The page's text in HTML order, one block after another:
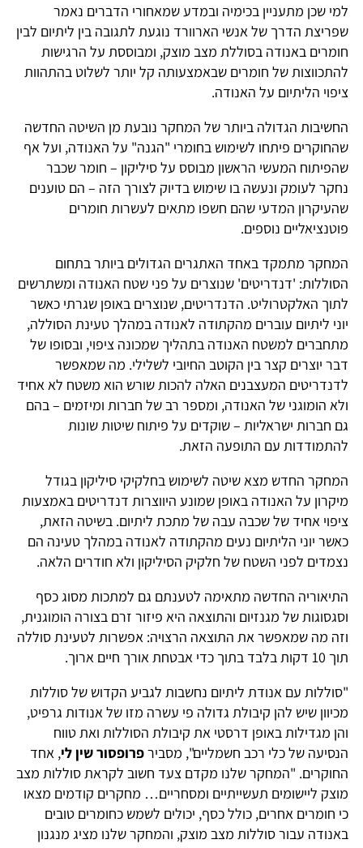
למי שכן מתעניין בכימיה ובמדע שמאחורי הדברים נאמר
שפריצת הדרך של אנשי הארוורד נוגעת לתגובה בין ליתיום לבין
חומרים באנודה בסוללת מצב מוצק, ומבוססת על הרגישות
להתכווצות של חומרים שבאמצעותה קל יותר לשלוט בהתהוות
ציפוי הליתיום על האנודה.
החשיבות הגדולה ביותר של המחקר נובעת מן השיטה החדשה
שהחוקרים פיתחו לשימוש בחומרי "הגנה" על האנודה, ועל אף
שהפיתוח המעשי הראשון מבוסס על סיליקון – חומר שכבר
נחקר לעומק ונעשה בו שימוש בדיוק לצורך הזה – הם טוענים
שהעיקרון המדעי שהם חשפו מתאים לעשרות חומרים
פוטנציאליים נוספים.
המחקר מתמקד באחד האתגרים הגדולים ביותר בתחום
הסוללות: 'דנדריטים' שנוצרים על פני שטח האנודה ומשתרשים
לתוך האלקטרוליט. הדנדריטים, שנוצרים באופן שגרתי כאשר
יוני ליתיום עוברים מהקתודה לאנודה במהלך טעינת הסוללה,
מתחברים למשטח האנודה בתהליך שמכונה ציפוי, ובסופו של
דבר יוצרים קצר בין הקוטב החיובי לשלילי. מה שמאפשר
לדנדריטים המעצבנים האלה להכות שורש הוא משטח לא אחיד
ולא הומוגני של האנודה, ומספר רב של חברות ומיזמים – בהם
גם חברות ישראליות – שוקדים על פיתוח שיטות שונות
להתמודדות עם התופעה הזאת.
המחקר החדש מצא שיטה לשימוש בחלקיקי סיליקון בגודל
מיקרון על האנודה באופן שמונע היווצרות דנדריטים באמצעות
ציפוי אחיד של שכבה עבה של מתכת ליתיום. בשיטה הזאת,
כאשר יוני הליתיום נעים מהקתודה לאנודה במהלך טעינה הם
נצמדים לפני השטח של חלקיק הסיליקון ולא חודרים הלאה.
התיאוריה החדשה מתאימה לטענתם גם למתכות מסוג כסף
וסגסוגות של מגנזיום והתוצאה היא פיזור זרם בצורה הומוגנית,
וזה מה שמאפשר את התוצאה הרצויה: אפשרות לטעינת סוללה
תוך 10 דקות בלבד בתוך כדי אבטחת אורך חיים ארוך.
"סוללות עם אנודת ליתיום נחשבות לגביע הקדוש של סוללות
מכיוון שיש להן קיבולת גדולה פי עשרה מזו של אנודות גרפיט,
והן מגדילות באופן דרסטי את קיבולת הסוללות ואת טווח
הנסיעה של כלי רכב חשמליים", מסבירפרופסור שין לי, אחד
החוקרים. "המחקר שלנו מקדם צעד חשוב לקראת סוללות מצב
מוצק ליישומים תעשייתיים ומסחריים… מחקרים קודמים מצאו
כי חומרים אחרים, כולל כסף, יכולים לשמש כחומרים טובים
באנודה עבור סוללות מצב מוצק, והמחקר שלנו מציג מנגנון